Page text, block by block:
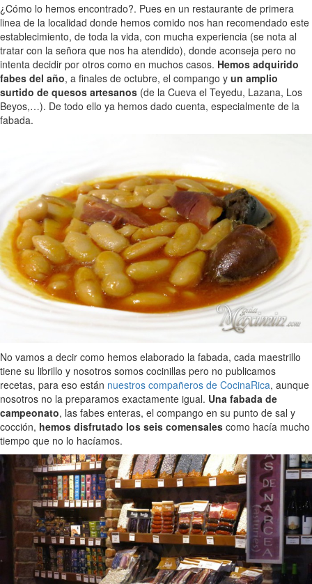
¿Cómo lo hemos encontrado?. Pues en un restaurante de primera
linea de la localidad donde hemos comido nos han recomendado este
establecimiento, de toda la vida, con mucha experiencia (se nota al
tratar con la señora que nos ha atendido), donde aconseja pero no
intenta decidir por otros como en muchos casos. Hemos adquirido
fabes del año, a finales de octubre, el compango y un amplio
surtido de quesos artesanos (de la Cueva el Teyedu, Lazana, Los
Beyos,…). De todo ello ya hemos dado cuenta, especialmente de la
fabada.
No vamos a decir como hemos elaborado la fabada, cada maestrillo
tiene su librillo y nosotros somos cocinillas pero no publicamos
recetas, para eso están nuestros compañeros de CocinaRica, aunque
nosotros no la preparamos exactamente igual. Una fabada de
campeonato, las fabes enteras, el compango en su punto de sal y
cocción, hemos disfrutado los seis comensales como hacía mucho
tiempo que no lo hacíamos.